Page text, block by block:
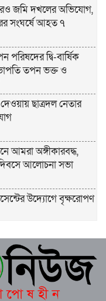
জমি দখলের অভিযোগ,
সংঘর্ষে আহত ৭
দ্বি-বার্ষিক
তপন ভক্ত ও
ছাত্রদল নেতার
আমরা অঙ্গীকারবদ্ধ,
আলোচনা সভা
উদ্যোগে বৃক্ষরোপণ
প্রতারণার অভিযোগ, ১৭
অপপ্রচার দাবিতে সংবাদ
প্রাকৃতিকভাবে জন্মে